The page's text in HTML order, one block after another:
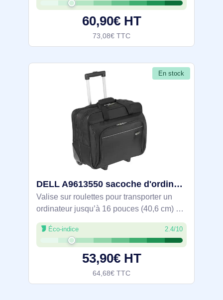
renforts, plus rembourrage PE arrière.
60,90€ HT
73,08€ TTC
En stock
DELL A9613550 sacoche d'ordinateurs portables 40,6 cm (16") Valise sur roulette Noir - TBR003EU
Valise sur roulettes pour transporter un
ordinateur jusqu’à 16 pouces (40,6 cm) en
toute sécurité. Rembourrage en mousse à
cellules fermées, polyester 1200D
résistant à l’eau. Organiseur frontal
Éco-indice 2.4/10
53,90€ HT
64,68€ TTC